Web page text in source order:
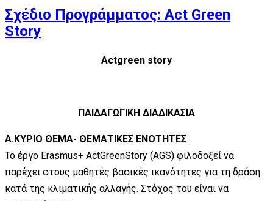
Σχέδιο Προγράμματος: Act Green
Story
Actgreen story
ΠΑΙΔΑΓΩΓΙΚΗ ΔΙΑΔΙΚΑΣΙΑ
Α.ΚΥΡΙΟ ΘΕΜΑ- ΘΕΜΑΤΙΚΕΣ ΕΝΟΤΗΤΕΣ
Το έργο Erasmus+ ActGreenStory (AGS) φιλοδοξεί να
παρέχει στους μαθητές βασικές ικανότητες για τη δράση
κατά της κλιματικής αλλαγής. Στόχος του είναι να